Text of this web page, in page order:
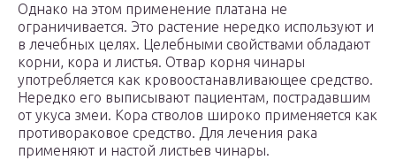
Однако на этом применение платана не
ограничивается. Это растение нередко используют и
в лечебных целях. Целебными свойствами обладают
корни, кора и листья. Отвар корня чинары
употребляется как кровоостанавливающее средство.
Нередко его выписывают пациентам, пострадавшим
от укуса змеи. Кора стволов широко применяется как
противораковое средство. Для лечения рака
применяют и настой листьев чинары.